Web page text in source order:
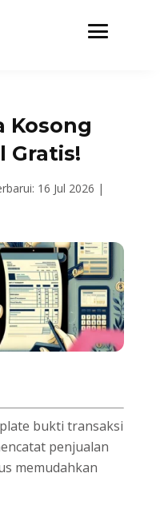
Kosong
Gratis!
16 Jul 2026 |
bukti transaksi
penjualan
memudahkan